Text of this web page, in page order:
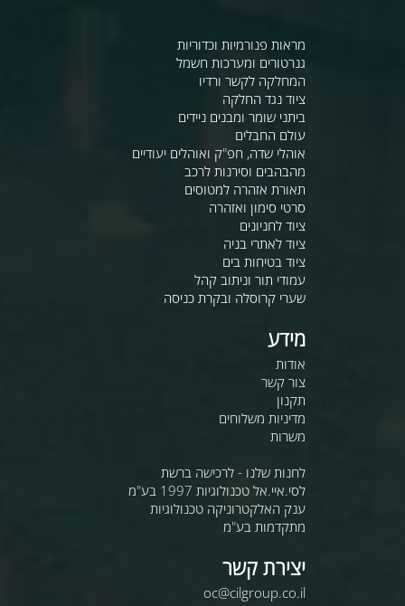
מראות פנורמיות וכדוריות
גנרטורים ומערכות חשמל
המחלקה לקשר ורדיו
ציוד נגד החלקה
ביתני שומר ומבנים ניידים
עולם החבלים
אוהלי שדה, חפ"ק ואוהלים יעודיים
מהבהבים וסירנות לרכב
תאורת אזהרה למטוסים
סרטי סימון ואזהרה
ציוד לחניונים
ציוד לאתרי בניה
ציוד בטיחות בים
עמודי תור וניתוב קהל
שערי קרוסלה ובקרת כניסה
מידע
אודות
צור קשר
תקנון
מדיניות משלוחים
משרות
לחנות שלנו - לרכישה ברשת
לסי.איי.אל טכנולוגיות 1997 בע"מ
ענק האלקטרוניקה טכנולוגיות
מתקדמות בע"מ
יצירת קשר
oc@cilgroup.co.il